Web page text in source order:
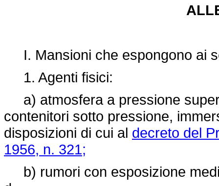
I. Mansioni che espongono ai
1. Agenti fisici:
a) atmosfera a pressione
contenitori sotto pressione,
disposizioni di cui al decreto del
1956, n. 321;
b) rumori con esposizione